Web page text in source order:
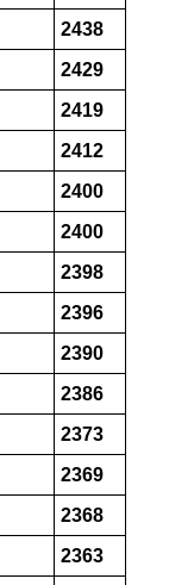
2438
2429
2419
2412
2400
2400
2398
2396
2390
2386
2373
2369
2368
2363